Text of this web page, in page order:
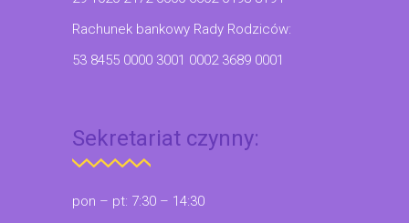
Rachunek bankowy Rady Rodziców:
53 8455 0000 3001 0002 3689 0001
Sekretariat czynny:
pon – pt: 7:30 – 14:30